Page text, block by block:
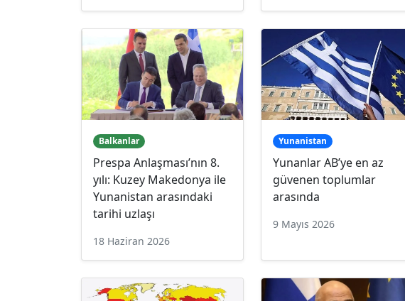
Balkanlar
Prespa Anlaşması’nın 8.
yılı: Kuzey Makedonya ile
Yunanistan arasındaki
tarihi uzlaşı
18 Haziran 2026
Yunanistan
Yunanlar AB’ye en az
güvenen toplumlar
arasında
9 Mayıs 2026